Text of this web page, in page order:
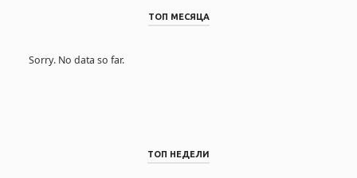
ТОП МЕСЯЦА
Sorry. No data so far.
ТОП НЕДЕЛИ